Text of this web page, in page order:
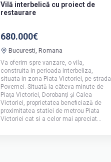
Vilă interbelică cu proiect de
restaurare
680.000€
Bucuresti, Romana
Va oferim spre vanzare, o vila,
construita in perioada interbeliza,
situata in zona Piata Victoriei, pe strada
Povernei. Situată la câteva minute de
Piața Victoriei, Dorobanți și Calea
Victoriei, proprietatea beneficiază de
proximitatea statiei de metrou Piata
Victoriei cat si a celor mai apreciat...